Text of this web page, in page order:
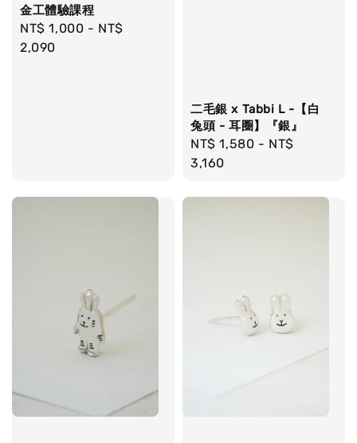
金工體驗課程
Regular
price
NT$ 1,000 - NT$
2,090
二毛銀 x Tabbi L -【白
兔頭 - 耳圈】『銀』
Regular
price
NT$ 1,580 - NT$
3,160